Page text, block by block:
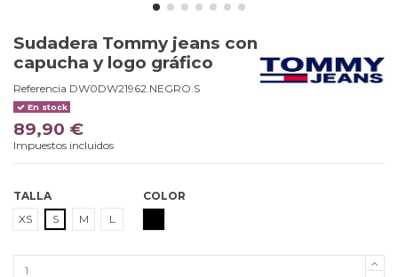
Sudadera Tommy jeans con
capucha y logo gráfico
Referencia DW0DW21962.NEGRO.S
En stock
89,90 €
Impuestos incluidos
TALLA
XS
S M L
COLOR